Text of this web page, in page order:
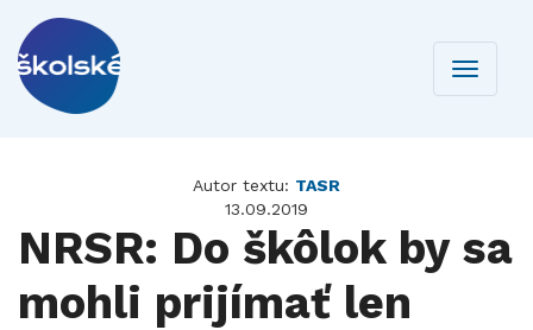
Toggle
Autor textu: TASR
13.09.2019
NRSR: Do škôlok by sa
mohli prijímať len